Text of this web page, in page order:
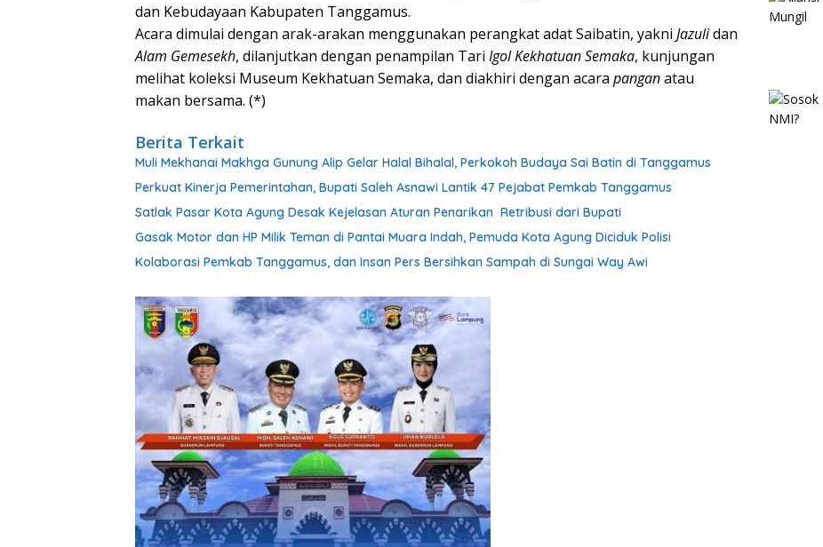
dan Kebudayaan Kabupaten Tanggamus.
Acara dimulai dengan arak-arakan menggunakan perangkat adat Saibatin, yakni Jazulidan
Alam Gemesekh, dilanjutkan dengan penampilan Tari Igol Kekhatuan Semaka, kunjungan
melihat koleksi Museum Kekhatuan Semaka, dan diakhiri dengan acara panganatau
makan bersama. (*)
Berita Terkait
Muli Mekhanai Makhga Gunung Alip Gelar Halal Bihalal, Perkokoh Budaya Sai Batin di Tanggamus
Perkuat Kinerja Pemerintahan, Bupati Saleh Asnawi Lantik 47 Pejabat Pemkab Tanggamus
Satlak Pasar Kota Agung Desak Kejelasan Aturan Penarikan Retribusi dari Bupati
Gasak Motor dan HP Milik Teman di Pantai Muara Indah, Pemuda Kota Agung Diciduk Polisi
Kolaborasi Pemkab Tanggamus, dan Insan Pers Bersihkan Sampah di Sungai Way Awi